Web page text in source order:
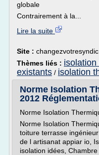
globale
Contrairement à la...
Lire la suite
Site :
Thèmes liés :
existants / isolation
Norme Isolation
2012
Norme Isolation
Norme Isolation
toiture terrasse
de l artisanat appiar io,
isolation idées,